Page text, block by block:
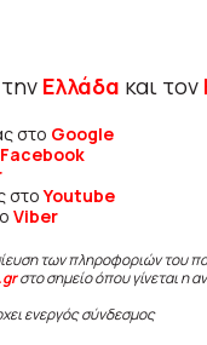
Ελλάδα και τον
στο Google
Facebook
στοYoutube
Viber
των πληροφοριών του
στο σημείο όπου γίνεται η
ενεργός σύνδεσμος